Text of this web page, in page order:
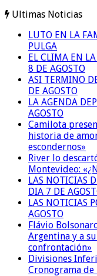
Ultimas Noticias
LUTO EN LA
PULGA
EL CLIMA EN
8 DE AGOSTO
ASI TERMINO
DE AGOSTO
LA AGENDA
AGOSTO
Camilota
historia de
escondernos»
River lo
Montevideo:
LAS NOTICIAS
DIA 7 DE
LAS NOTICIAS
AGOSTO
Flávio
Argentina y a
confrontación»
Divisiones
Cronograma de